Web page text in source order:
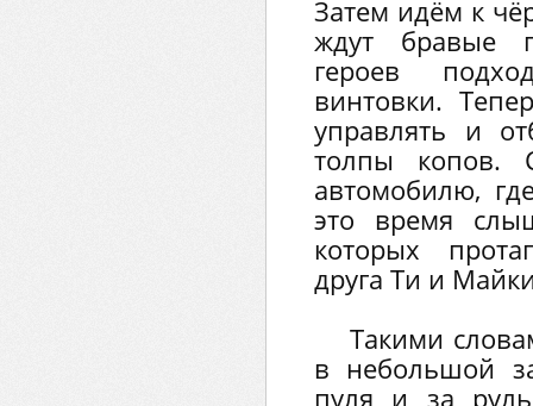
Затем идём к
ждут бравые
героев
винтовки.
управлять и
толпы копов.
автомобилю,
это время
которых
друга Ти и
Такими
в небольшой
пуля и за